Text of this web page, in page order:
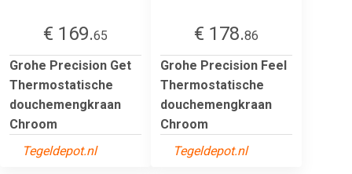
€ 169.65
Grohe Precision Get
Thermostatische
douchemengkraan
Chroom
Tegeldepot.nl
€ 178.86
Grohe Precision Feel
Thermostatische
douchemengkraan
Chroom
Tegeldepot.nl